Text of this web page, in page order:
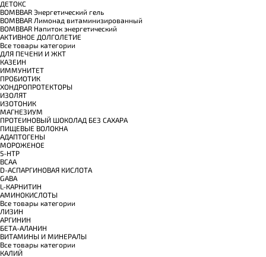
ДЕТОКС
BOMBBAR Энергетический гель
BOMBBAR Лимонад витаминизированный
BOMBBAR Напиток энергетический
АКТИВНОЕ ДОЛГОЛЕТИЕ
Все товары категории
ДЛЯ ПЕЧЕНИ И ЖКТ
КАЗЕИН
ИММУНИТЕТ
ПРОБИОТИК
ХОНДРОПРОТЕКТОРЫ
ИЗОЛЯТ
ИЗОТОНИК
МАГНЕЗИУМ
ПРОТЕИНОВЫЙ ШОКОЛАД БЕЗ САХАРА
ПИЩЕВЫЕ ВОЛОКНА
АДАПТОГЕНЫ
МОРОЖЕНОЕ
5-HTP
BCAA
D-АСПАРГИНОВАЯ КИСЛОТА
GABA
L-КАРНИТИН
АМИНОКИСЛОТЫ
Все товары категории
ЛИЗИН
АРГИНИН
БЕТА-АЛАНИН
ВИТАМИНЫ И МИНЕРАЛЫ
Все товары категории
КАЛИЙ